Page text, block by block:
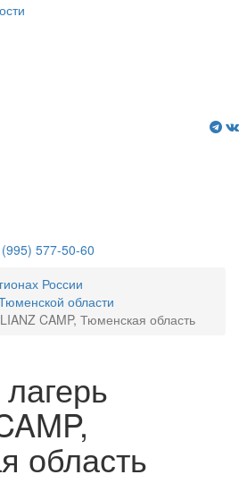
577-50-60
России
области
CAMP, Тюменская область
область